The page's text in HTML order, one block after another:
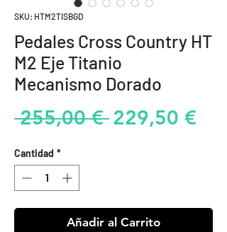
SKU: HTM2TISBGD
Pedales Cross Country HT
M2 Eje Titanio
Mecanismo Dorado
255,00 € Precio
229,50 €
Cantidad *
Añadir al Carrito